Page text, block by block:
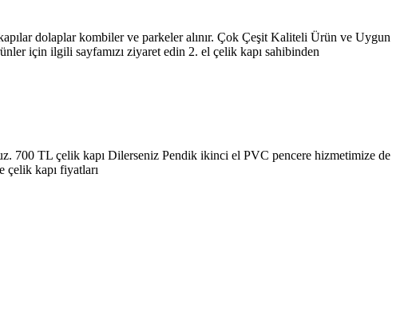
dolaplar kombiler ve parkeler alınır. Çok Çeşit Kaliteli Ürün ve Uygun
için ilgili sayfamızı ziyaret edin 2. el çelik kapı sahibinden
700 TL çelik kapı Dilerseniz Pendik ikinci el PVC pencere hizmetimize de
çelik kapı fiyatları